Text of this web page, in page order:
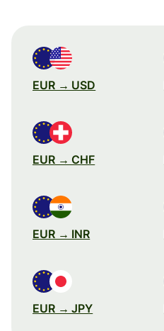
EUR → USD
EUR → CHF
EUR → INR
EUR → JPY